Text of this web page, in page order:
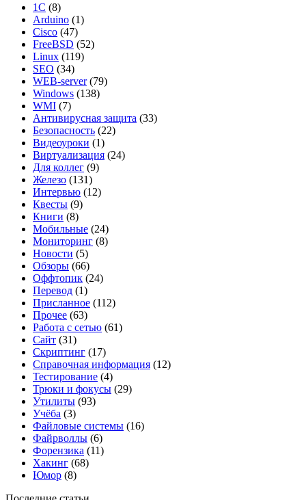
1С (8)
Arduino (1)
Cisco (47)
FreeBSD (52)
Linux (119)
SEO (34)
WEB-server(79)
Windows (138)
WMI (7)
Антивирусная защита (33)
Безопасность (22)
Видеоуроки (1)
Виртуализация (24)
Для коллег (9)
Железо (131)
Интервью (12)
Квесты (9)
Книги (8)
Мобильные (24)
Мониторинг (8)
Новости (5)
Обзоры (66)
Оффтопик (24)
Перевод (1)
Присланное (112)
Прочее (63)
Работа с сетью (61)
Сайт (31)
Скриптинг (17)
Справочная информация (12)
Тестирование (4)
Трюки и фокусы (29)
Утилиты (93)
Учёба (3)
Файловые системы (16)
Файрволлы (6)
Форензика (11)
Хакинг (68)
Юмор (8)